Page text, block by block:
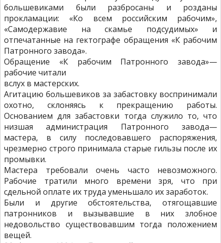
большевиками были разбросаны и розданы
прокламации: «Ко всем российским рабочим»,
«Самодержавие на скамье подсудимых» и
отпечатанные на гектографе обращения «К рабочим
Патронного завода».
Обращение «К рабочим Патронного завода»—
рабочие читали
вслух в мастерских.
Агитацию большевиков за забастовку воспринимали
охотно, склоняясь к прекращению работы.
Основанием для забастовки тогда служило то, что
низшая администрация Патронного завода—
мастера, в силу последовавшего распоряжения,
чрезмерно строго принимала старые гильзы после их
промывки.
Мастера требовали очень часто невозможного.
Рабочие тратили много времени зря, что при
сдельной оплате их труда уменьшало их заработок.
Были и другие обстоятельства, отягощавшие
патронников и вызывавшие в них злобное
недовольство существовавшим тогда положением
вещей.